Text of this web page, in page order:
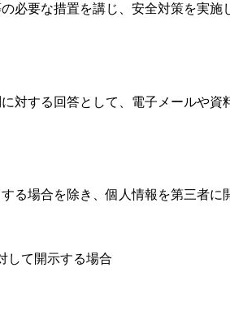
必要な措置を講じ、安全対策を実施
対する回答として、電子メールや資
る場合を除き、個人情報を第三者に
して開示する場合